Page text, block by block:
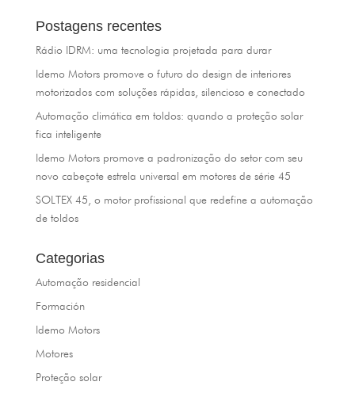
Postagens recentes
Rádio IDRM: uma tecnologia projetada para durar
Idemo Motors promove o futuro do design de interiores
motorizados com soluções rápidas, silencioso e conectado
Automação climática em toldos: quando a proteção solar
fica inteligente
Idemo Motors promove a padronização do setor com seu
novo cabeçote estrela universal em motores de série 45
SOLTEX 45, o motor profissional que redefine a automação
de toldos
Categorias
Automação residencial
Formación
Idemo Motors
Motores
Proteção solar